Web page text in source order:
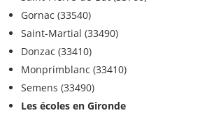
Gornac (33540)
Saint-Martial (33490)
Donzac (33410)
Monprimblanc (33410)
Semens (33490)
Les écoles en Gironde